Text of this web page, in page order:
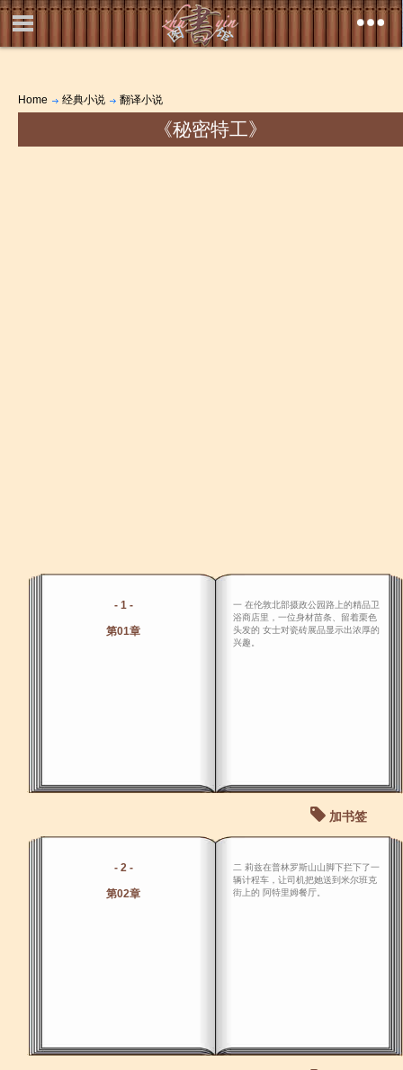
Home 经典小说 翻译小说
《秘密特工》
- 1 -
第01章
一 在伦敦北部摄政公园路上的精品卫
浴商店里，一位身材苗条、留着栗色
头发的 女士对瓷砖展品显示出浓厚的
兴趣。
加书签
- 2 -
第02章
二 莉兹在普林罗斯山山脚下拦下了一
辆计程车，让司机把她送到米尔班克
街上的 阿特里姆餐厅。